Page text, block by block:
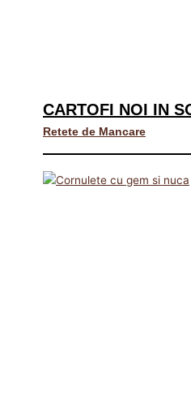
CARTOFI NOI IN
Retete de Mancare